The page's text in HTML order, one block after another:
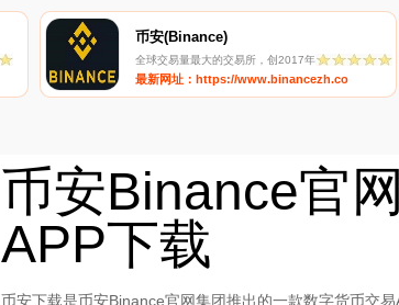
币安(Binance)
全球交易量最大的交易所，创2017年
最新网址：https://www.binancezh.co
币安Binance官
APP下载
币安下载是币安Binance官网集团推出的一款数字货币交